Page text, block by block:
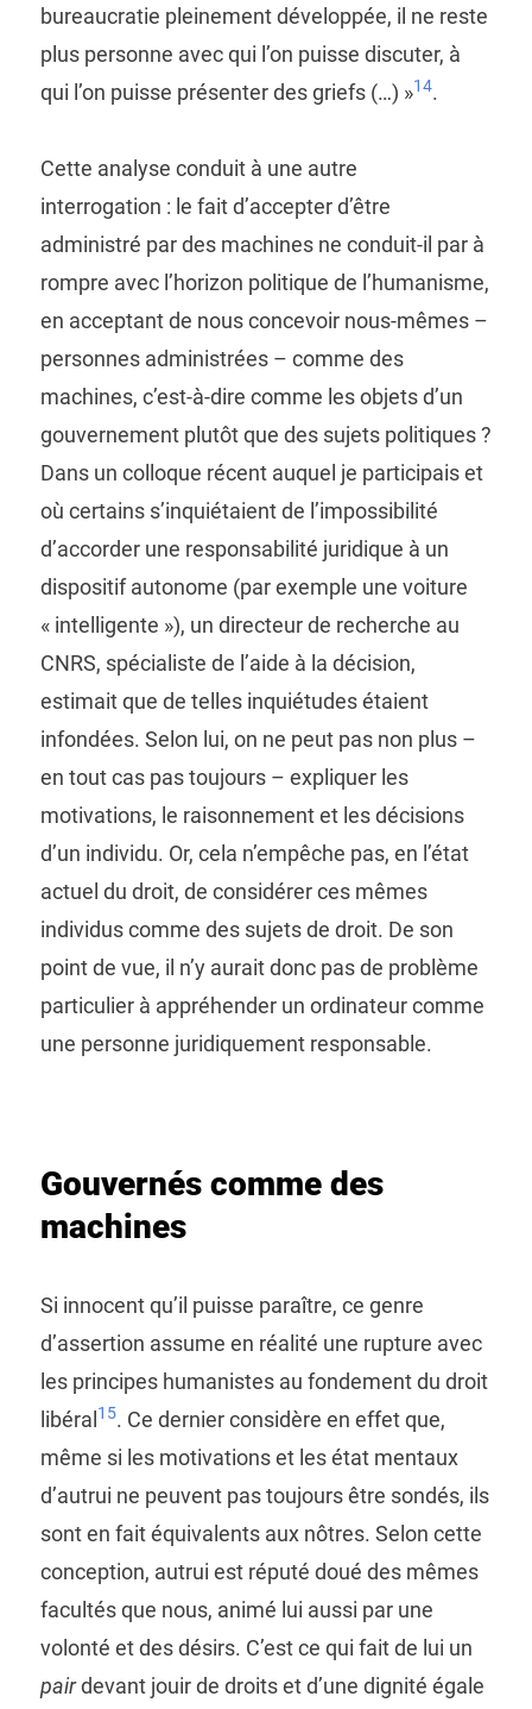
bureaucratie pleinement développée, il ne reste
plus personne avec qui l’on puisse discuter, à
qui l’on puisse présenter des griefs (…) »14.
Cette analyse conduit à une autre
interrogation : le fait d’accepter d’être
administré par des machines ne conduit-il par à
rompre avec l’horizon politique de l’humanisme,
en acceptant de nous concevoir nous-mêmes –
personnes administrées – comme des
machines, c’est-à-dire comme les objets d’un
gouvernement plutôt que des sujets politiques ?
Dans un colloque récent auquel je participais et
où certains s’inquiétaient de l’impossibilité
d’accorder une responsabilité juridique à un
dispositif autonome (par exemple une voiture
« intelligente »), un directeur de recherche au
CNRS, spécialiste de l’aide à la décision,
estimait que de telles inquiétudes étaient
infondées. Selon lui, on ne peut pas non plus –
en tout cas pas toujours – expliquer les
motivations, le raisonnement et les décisions
d’un individu. Or, cela n’empêche pas, en l’état
actuel du droit, de considérer ces mêmes
individus comme des sujets de droit. De son
point de vue, il n’y aurait donc pas de problème
particulier à appréhender un ordinateur comme
une personne juridiquement responsable.
Gouvernés comme des
machines
Si innocent qu’il puisse paraître, ce genre
d’assertion assume en réalité une rupture avec
les principes humanistes au fondement du droit
libéral 15. Ce dernier considère en effet que,
même si les motivations et les état mentaux
d’autrui ne peuvent pas toujours être sondés, ils
sont en fait équivalents aux nôtres. Selon cette
conception, autrui est réputé doué des mêmes
facultés que nous, animé lui aussi par une
volonté et des désirs. C’est ce qui fait de lui un
pairdevant jouir de droits et d’une dignité égale